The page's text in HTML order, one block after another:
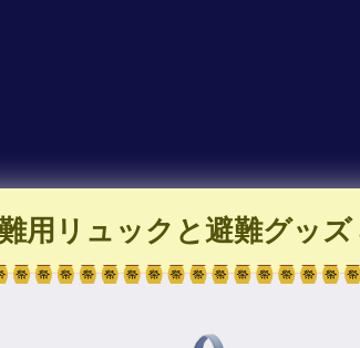
用リュックと避難グッズ